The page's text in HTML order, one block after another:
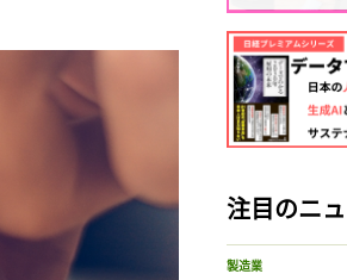
注目のニ
製造業